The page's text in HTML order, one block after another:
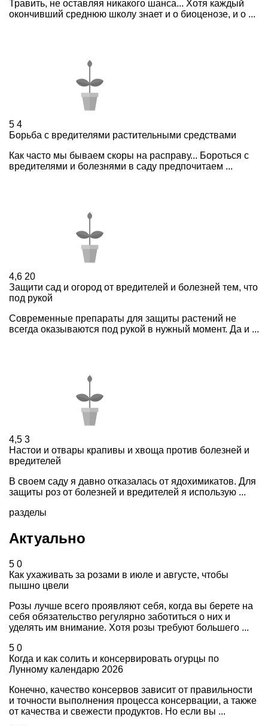
Травить, не оставляя никакого шанса... Хотя каждый
окончивший среднюю школу знает и о биоценозе, и о ...
5 4
Борьба с вредителями растительными средствами
Как часто мы бываем скоры на расправу... Бороться с
вредителями и болезнями в саду предпочитаем ...
4,6 20
Защити сад и огород от вредителей и болезней тем, что
под рукой
Современные препараты для защиты растений не
всегда оказываются под рукой в нужный момент. Да и ...
4,5 3
Настои и отвары крапивы и хвоща против болезней и
вредителей
В своем саду я давно отказалась от ядохимикатов. Для
защиты роз от болезней и вредителей я использую ...
разделы
Актуально
5 0
Как ухаживать за розами в июле и августе, чтобы
пышно цвели
Розы лучше всего проявляют себя, когда вы берете на
себя обязательство регулярно заботиться о них и
уделять им внимание. Хотя розы требуют большего ...
5 0
Когда и как солить и консервировать огурцы по
Лунному календарю 2026
Конечно, качество консервов зависит от правильности
и точности выполнения процесса консервации, а также
от качества и свежести продуктов. Но если вы ...